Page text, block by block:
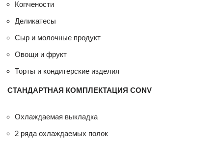
Копчености
Деликатесы
Сыр и молочные продукт
Овощи и фрукт
Торты и кондитерские изделия
СТАНДАРТНАЯ КОМПЛЕКТАЦИЯ CONV
Охлаждаемая выкладка
2 ряда охлаждаемых полок